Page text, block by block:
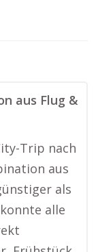
aus Flug &
Trip nach
aus
als
alle